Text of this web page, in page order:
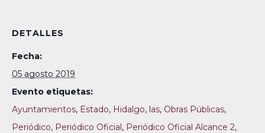
DETALLES
Fecha:
05 agosto 2019
Evento etiquetas:
Ayuntamientos, Estado, Hidalgo, las, Obras Públicas,
Periódico, Periódico Oficial, Periódico Oficial Alcance 2,